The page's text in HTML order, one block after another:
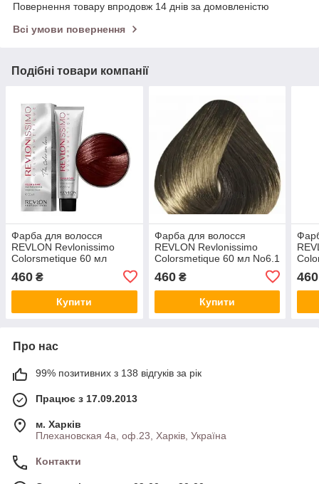
Повернення товару впродовж 14 днів за домовленістю
Всі умови повернення
Подібні товари компанії
Фарба для волосся
REVLON Revlonissimo
Colorsmetique 60 мл
Попелястий Махагон
460 ₴
Купити
Фарба для волосся
REVLON Revlonissimo
Colorsmetique 60 мл No6.1
Темно-попелястий Блонд
460₴
Купити
460
Про нас
99% позитивних з 138 відгуків за рік
Працює з 17.09.2013
м. Харків
Плехановская 4а, оф.23, Харків, Україна
Контакти